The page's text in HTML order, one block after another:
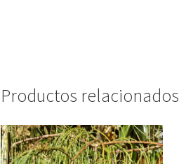
Productos relacionados